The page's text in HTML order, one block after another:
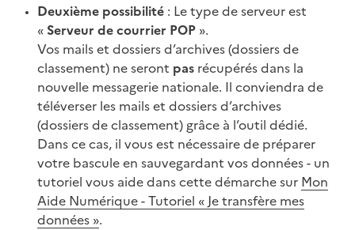
Deuxième possibilité : Le type de serveur est
« Serveur de courrier POP ».
Vos mails et dossiers d’archives (dossiers de
classement) ne seront pas récupérés dans la
nouvelle messagerie nationale. Il conviendra de
téléverser les mails et dossiers d’archives
(dossiers de classement) grâce à l’outil dédié.
Dans ce cas, il vous est nécessaire de préparer
votre bascule en sauvegardant vos données - un
tutoriel vous aide dans cette démarche sur Mon
Aide Numérique - Tutoriel « Je transfère mes
données ».